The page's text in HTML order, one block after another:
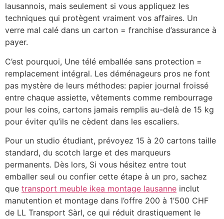
lausannois, mais seulement si vous appliquez les
techniques qui protègent vraiment vos affaires. Un
verre mal calé dans un carton = franchise d’assurance à
payer.
C’est pourquoi, Une télé emballée sans protection =
remplacement intégral. Les déménageurs pros ne font
pas mystère de leurs méthodes: papier journal froissé
entre chaque assiette, vêtements comme rembourrage
pour les coins, cartons jamais remplis au-delà de 15 kg
pour éviter qu’ils ne cèdent dans les escaliers.
Pour un studio étudiant, prévoyez 15 à 20 cartons taille
standard, du scotch large et des marqueurs
permanents. Dès lors, Si vous hésitez entre tout
emballer seul ou confier cette étape à un pro, sachez
que transport meuble ikea montage lausanne inclut
manutention et montage dans l’offre 200 à 1’500 CHF
de LL Transport Sàrl, ce qui réduit drastiquement le